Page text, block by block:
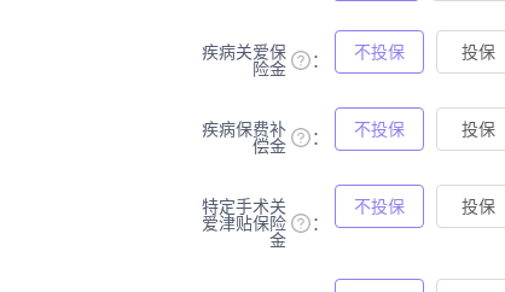
疾病关爱保
险金
不投保 投保
疾病保费补
偿金
不投保 投保
特定手术关
爱津贴保险
金
不投保 投保